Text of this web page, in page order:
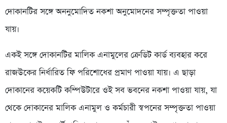
দোকানটির সঙ্গে অননুমোদিত নকশা অনুমোদনের সম্পৃক্ততা পাওয়া
যায়।
একই সঙ্গে দোকানটির মালিক এনামুলের ক্রেডিট কার্ড ব্যবহার করে
রাজউকের নির্ধারিত ফি পরিশোধের প্রমাণ পাওয়া যায়। এ ছাড়া
দোকানের কয়েকটি কম্পিউটারে ওই সব ভবনের নকশা পাওয়া যায়, যা
থেকে দোকানের মালিক এনামুল ও কর্মচারী স্বপনের সম্পৃক্ততা পাওয়া